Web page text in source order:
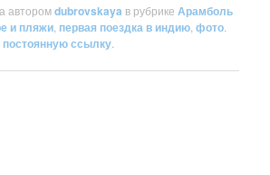
авторомdubrovskaya в рубрикеАрамболь
и пляжи первая поездка в индию ,фото
постоянную ссылку